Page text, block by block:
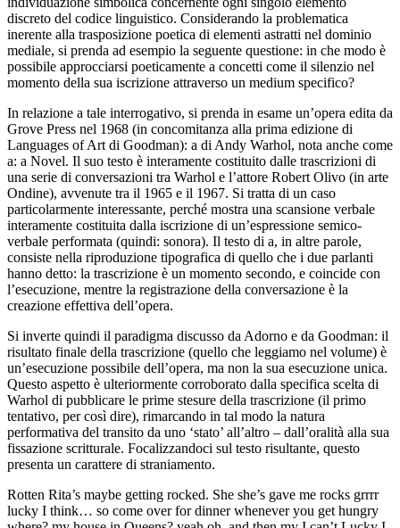
discreto del codice linguistico. Considerando la problematica
inerente alla trasposizione poetica di elementi astratti nel dominio
mediale, si prenda ad esempio la seguente questione: in che modo è
possibile approcciarsi poeticamente a concetti come il silenzio nel
momento della sua iscrizione attraverso un medium specifico?
In relazione a tale interrogativo, si prenda in esame un’opera edita da
Grove Press nel 1968 (in concomitanza alla prima edizione di
Languages of Art di Goodman): a di Andy Warhol, nota anche come
a: a Novel. Il suo testo è interamente costituito dalle trascrizioni di
una serie di conversazioni tra Warhol e l’attore Robert Olivo (in arte
Ondine), avvenute tra il 1965 e il 1967. Si tratta di un caso
particolarmente interessante, perché mostra una scansione verbale
interamente costituita dalla iscrizione di un’espressione semico-
verbale performata (quindi: sonora). Il testo di a, in altre parole,
consiste nella riproduzione tipografica di quello che i due parlanti
hanno detto: la trascrizione è un momento secondo, e coincide con
l’esecuzione, mentre la registrazione della conversazione è la
creazione effettiva dell’opera.
Si inverte quindi il paradigma discusso da Adorno e da Goodman: il
risultato finale della trascrizione (quello che leggiamo nel volume) è
un’esecuzione possibile dell’opera, ma non la sua esecuzione unica.
Questo aspetto è ulteriormente corroborato dalla specifica scelta di
Warhol di pubblicare le prime stesure della trascrizione (il primo
tentativo, per così dire), rimarcando in tal modo la natura
performativa del transito da uno ‘stato’ all’altro – dall’oralità alla sua
fissazione scritturale. Focalizzandoci sul testo risultante, questo
presenta un carattere di straniamento.
Rotten Rita’s maybe getting rocked. She she’s gave me rocks grrrr
lucky I think… so come over for dinner whenever you get hungry